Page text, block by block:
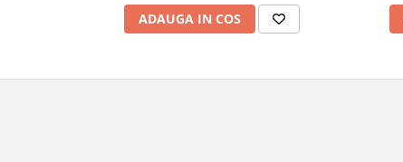
ADAUGA IN COS